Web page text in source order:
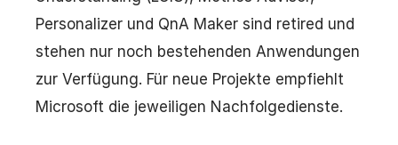
Personalizer und QnA Maker sind retired und
stehen nur noch bestehenden Anwendungen
zur Verfügung. Für neue Projekte empfiehlt
Microsoft die jeweiligen Nachfolgedienste.